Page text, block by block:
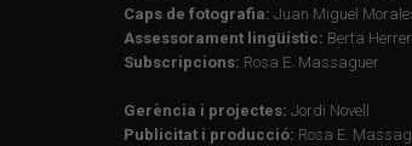
Caps de fotografia: Juan Miguel
Assessorament lingüístic: Berta
Subscripcions: Rosa E. Massaguer
Gerència i projectes: Jordi Novell
Publicitat i producció: Rosa E.